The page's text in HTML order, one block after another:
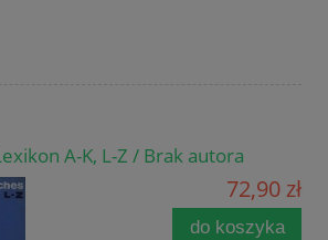
A-K, L-Z / Brak autora
72,90 zł
do koszyka